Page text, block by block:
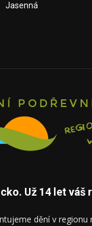
Jasenná
Už 14 let váš
dění v regionu